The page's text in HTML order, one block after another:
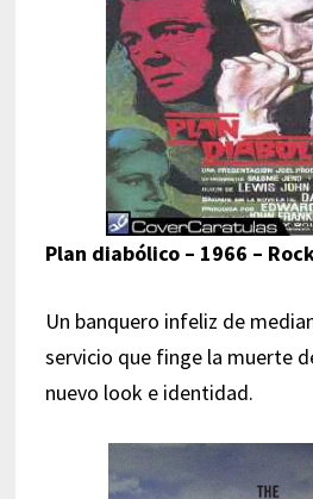
Plan diabólico – 1966 –
Un banquero infeliz de
servicio que finge la muerte
nuevo look e identidad.